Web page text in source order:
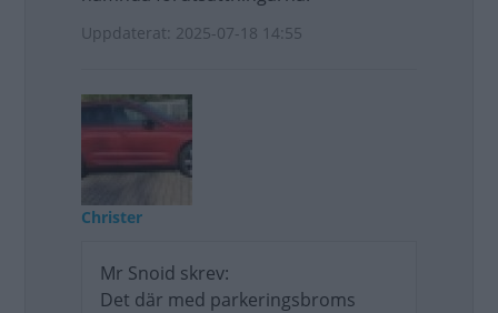
Uppdaterat: 2025-07-18 14:55
Christer
Mr Snoid skrev:
Det där med parkeringsbroms